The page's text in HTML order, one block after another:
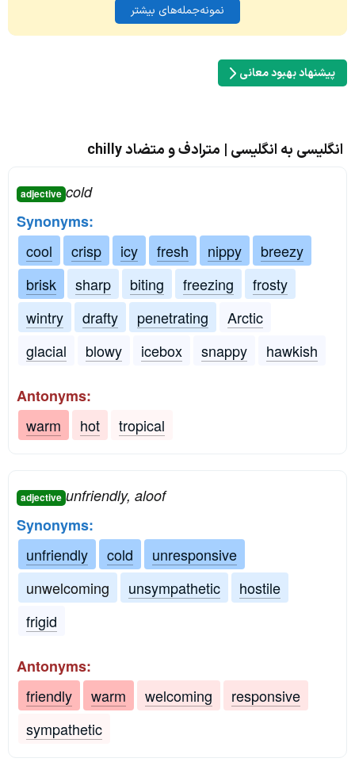
نمونه‌جمله‌های بیشتر
پیشنهاد بهبود معانی
انگلیسی به انگلیسی | مترادف و متضاد chilly
adjective cold
Synonyms:
cool
crisp icy fresh nippy
breezy
brisk
sharp biting freezing
frosty
wintry
drafty penetrating
Arctic
glacial
blowy icebox snappy hawkish
Antonyms:
warm
hot tropical
adjective unfriendly, aloof
Synonyms:
unfriendly
cold
unresponsive
unwelcoming
unsympathetic
hostile
frigid
Antonyms:
friendly
warm welcoming
responsive
sympathetic